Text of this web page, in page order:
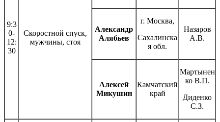
9:3
0-
12:
30
Скоростной спуск,
мужчины, стоя
Александр
Алябьев
г. Москва,
Сахалинска
я обл.
Назаров
А.В.
Алексей
Микушин
Камчатский
край
Мартынен
ко В.П.
Диденко
С.З.